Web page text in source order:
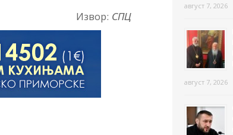
Извор: СПЦ
август 7, 2026
август 7, 2026